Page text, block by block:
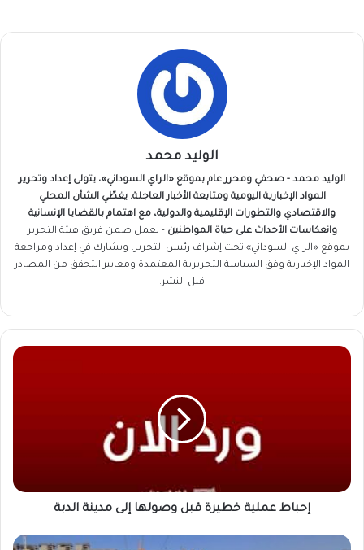
الوليد محمد
الوليد محمد - صحفي ومحرر عام بموقع «الراي السوداني»، يتولى إعداد وتحرير
المواد الإخبارية اليومية ومتابعة الأخبار العاجلة. يغطّي الشأن المحلي
والاقتصادي والتطورات الإقليمية والدولية، مع اهتمام بالقضايا الإنسانية
وانعكاسات الأحداث على حياة المواطنين - يعمل ضمن فريق هيئة التحرير
بموقع «الراي السوداني» تحت إشراف رئيس التحرير، ويشارك في إعداد ومراجعة
المواد الإخبارية وفق السياسة التحريرية المعتمدة ومعايير التحقق من المصادر
قبل النشر.
إحباط
إحباط عملية خطيرة قبل وصولها إلى مدينة الدبة
باحث